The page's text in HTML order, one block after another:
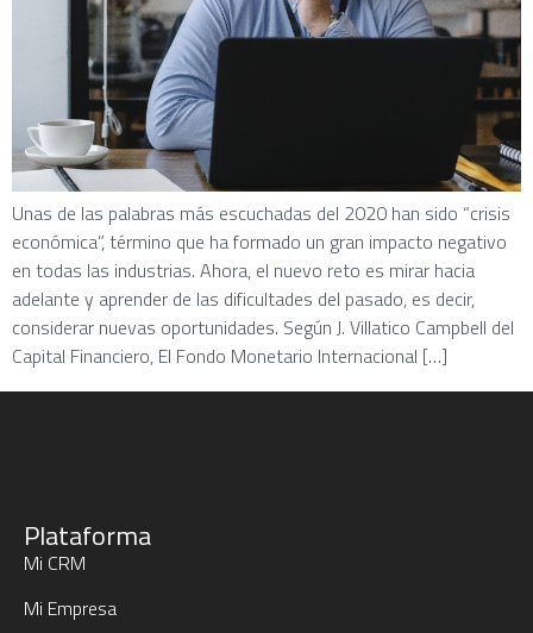
Unas de las palabras más escuchadas del 2020 han sido “crisis
económica”, término que ha formado un gran impacto negativo
en todas las industrias. Ahora, el nuevo reto es mirar hacia
adelante y aprender de las dificultades del pasado, es decir,
considerar nuevas oportunidades. Según J. Villatico Campbell del
Capital Financiero, El Fondo Monetario Internacional […]
Plataforma
Mi CRM
Mi Empresa